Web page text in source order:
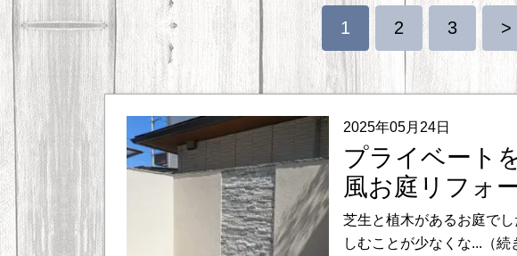
1 2 3 >
2025年05月24日
プライベート
風お庭リフォ
芝生と植木があるお庭で
しむことが少なくな...（続